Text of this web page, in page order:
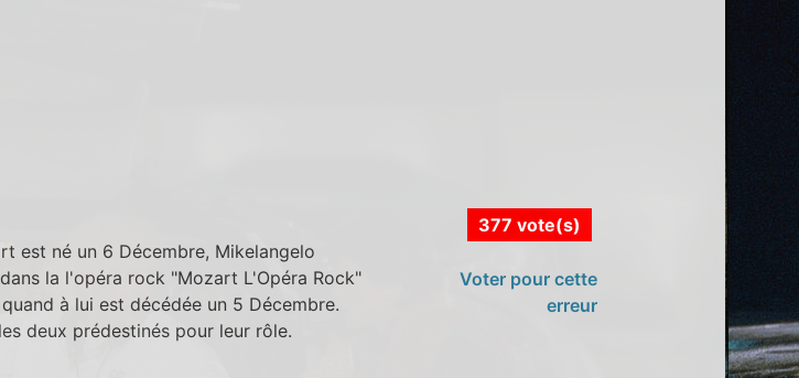
est né un 6 Décembre, Mikelangelo
la l'opéra rock "Mozart L'Opéra Rock"
à lui est décédée un 5 Décembre.
deux prédestinés pour leur rôle.
377 vote(s)
Voter pour cette
erreur